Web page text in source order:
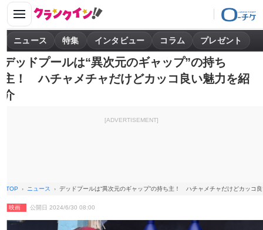
ニュース 特集 インタビュー コラム プレゼント
デッドプールは“異次元のギャップ”の持ち
主！ ハチャメチャだけどカッコ良い魅力を紹
介
[ADVERTISEMENT]
TOP ニュース デッドプールは“異次元のギャップ”の持ち主！ ハチャメチャだけどカッコ
映画 公開日 2024/6/30 08:00